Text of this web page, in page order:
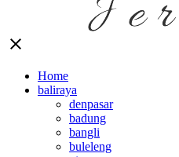
close
Home
baliraya
denpasar
badung
bangli
buleleng